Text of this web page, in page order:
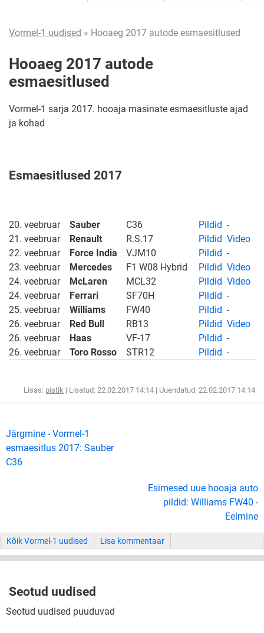
Vormel-1 uudised » Hooaeg 2017 autode esmaesitlused
Hooaeg 2017 autode
esmaesitlused
Vormel-1 sarja 2017. hooaja masinate esmaesitluste ajad
ja kohad
Esmaesitlused 2017
20. veebruar Sauber C36 Pildid -
21. veebruar
Renault R.S.17 Pildid Video
22. veebruar
Force India VJM10 Pildid -
23. veebruar
Mercedes F1 W08 Hybrid Pildid Video
24. veebruar
McLaren MCL32 Pildid Video
24. veebruar
Ferrari SF70H Pildid -
25. veebruar
Williams FW40 Pildid -
26. veebruar
Red Bull RB13 Pildid Video
26. veebruar
Haas VF-17 Pildid -
26. veebruar
Toro Rosso STR12 Pildid -
Lisas: pistik | Lisatud: 22.02.2017 14:14 | Uuendatud: 22.02.2017 14:14
Järgmine - Vormel-1
esmaesitlus 2017: Sauber
C36
Esimesed uue hooaja auto
pildid: Williams FW40 -
Eelmine
Kõik Vormel-1 uudised Lisa kommentaar
Seotud uudised
Seotud uudised puuduvad